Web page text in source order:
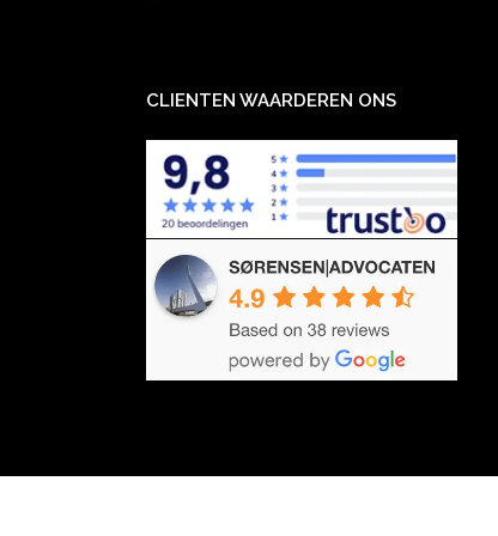
CLIENTEN WAARDEREN ONS